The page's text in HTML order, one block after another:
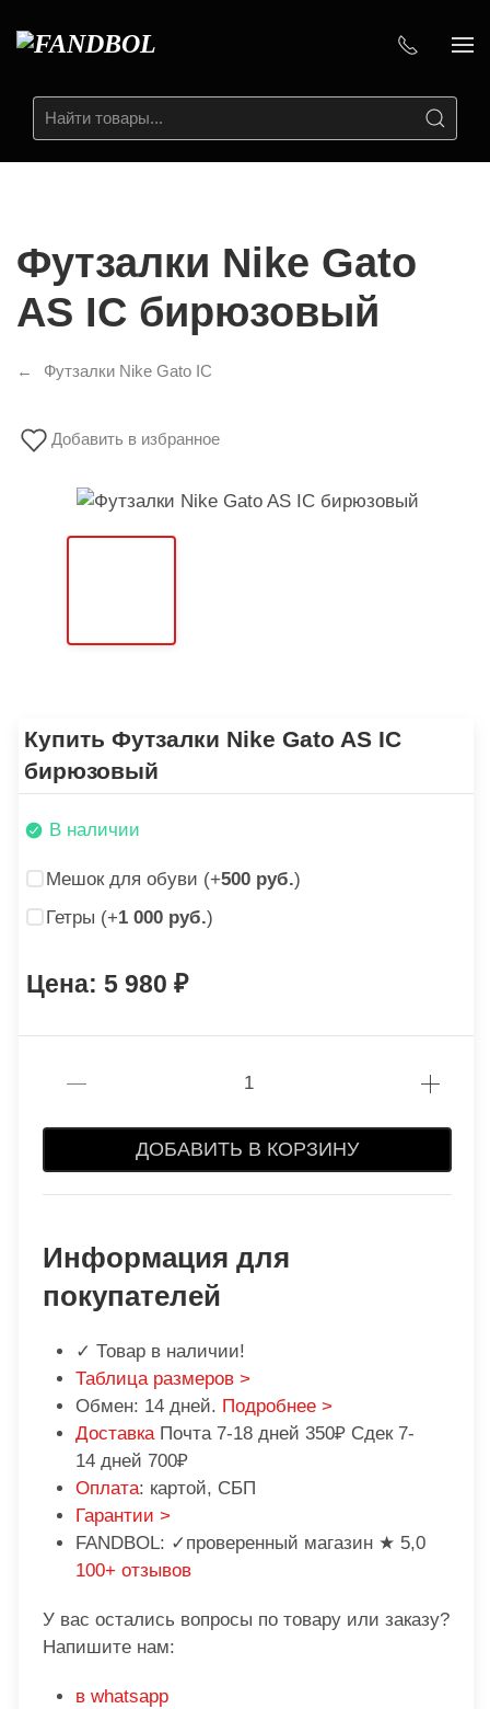
Футзалки Nike Gato
AS IC бирюзовый
Футзалки Nike Gato IC
Добавить в избранное
Купить Футзалки Nike Gato AS IC
бирюзовый
В наличии
Мешок для обуви (+500 руб.)
Гетры (+1 000 руб.)
5 980
ДОБАВИТЬ В КОРЗИНУ
Информация для
покупателей
✓ Товар в наличии!
Таблица размеров >
Обмен: 14 дней. Подробнее >
Доставка Почта 7-18 дней 350₽ Сдек 7-
14 дней 700₽
Оплата: картой, СБП
Гарантии >
FANDBOL: ✓проверенный магазин ★ 5,0
100+ отзывов
У вас остались вопросы по товару или заказу?
Напишите нам:
в whatsapp